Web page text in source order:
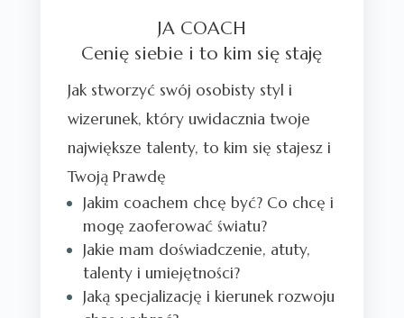
JA COACH
Cenię siebie i to kim się staję
Jak stworzyć swój osobisty styl i
wizerunek, który uwidacznia twoje
największe talenty, to kim się stajesz i
Twoją Prawdę
Jakim coachem chcę być? Co chcę i
mogę zaoferować światu?
Jakie mam doświadczenie, atuty,
talenty i umiejętności?
Jaką specjalizację i kierunek rozwoju